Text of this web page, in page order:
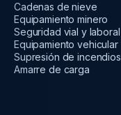
Cadenas de nieve
Equipamiento minero
Seguridad vial y laboral
Equipamiento vehicular
Supresión de incendios
Amarre de carga